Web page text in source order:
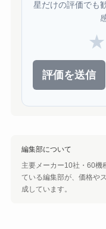
星だけの評価でも
★
評価を送信
編集部について
主要メーカー10社・60機
ている編集部が、価格や
成しています。